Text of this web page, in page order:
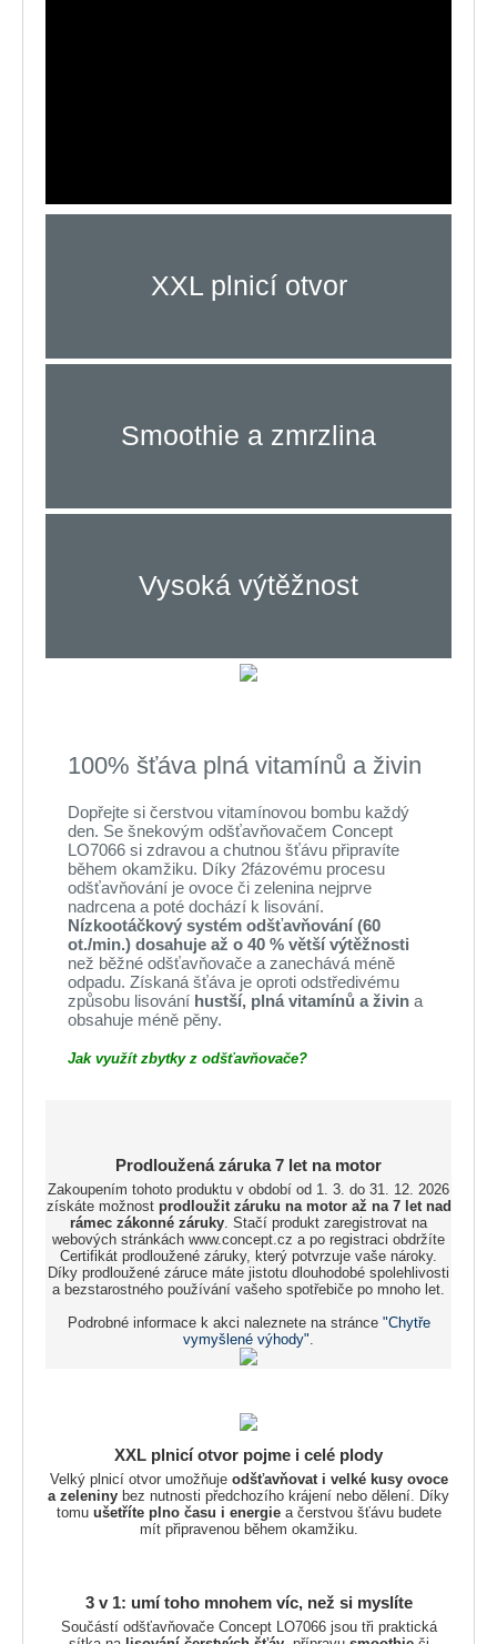
XXL plnicí otvor
Smoothie a zmrzlina
Vysoká výtěžnost
100% šťáva plná vitamínů a živin
Dopřejte si čerstvou vitamínovou bombu každý
den. Se šnekovým odšťavňovačem Concept
LO7066 si zdravou a chutnou šťávu připravíte
během okamžiku. Díky 2fázovému procesu
odšťavňování je ovoce či zelenina nejprve
nadrcena a poté dochází k lisování.
Nízkootáčkový systém odšťavňování (60
ot./min.) dosahuje až o 40 % větší výtěžnosti
než běžné odšťavňovače a zanechává méně
odpadu. Získaná šťáva je oproti odstředivému
způsobu lisování hustší, plná vitamínů a živin a
obsahuje méně pěny.
Jak využít zbytky z odšťavňovače?
Prodloužená záruka 7 let na motor
Zakoupením tohoto produktu v období od 1. 3. do 31. 12. 2026
získáte možnost prodloužit záruku na motor až na 7 let nad
rámec zákonné záruky . Stačí produkt zaregistrovat na
webových stránkách www.concept.cz a po registraci obdržíte
Certifikát prodloužené záruky, který potvrzuje vaše nároky.
Díky prodloužené záruce máte jistotu dlouhodobé spolehlivosti
a bezstarostného používání vašeho spotřebiče po mnoho let.
Podrobné informace k akci naleznete na stránce "Chytře
vymyšlené výhody"
XXL plnicí otvor pojme i celé plody
Velký plnicí otvor umožňuje odšťavňovat i velké kusy ovoce
a zeleniny bez nutnosti předchozího krájení nebo dělení. Díky
tomuušetříte plno času i energiea čerstvou šťávu budete
mít připravenou během okamžiku.
3 v 1: umí toho mnohem víc, než si myslíte
Součástí odšťavňovače Concept LO7066 jsou tři praktická